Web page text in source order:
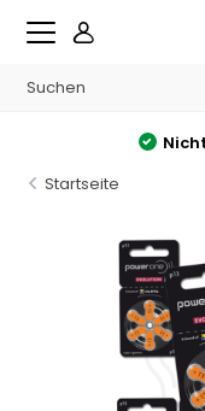
Startseite